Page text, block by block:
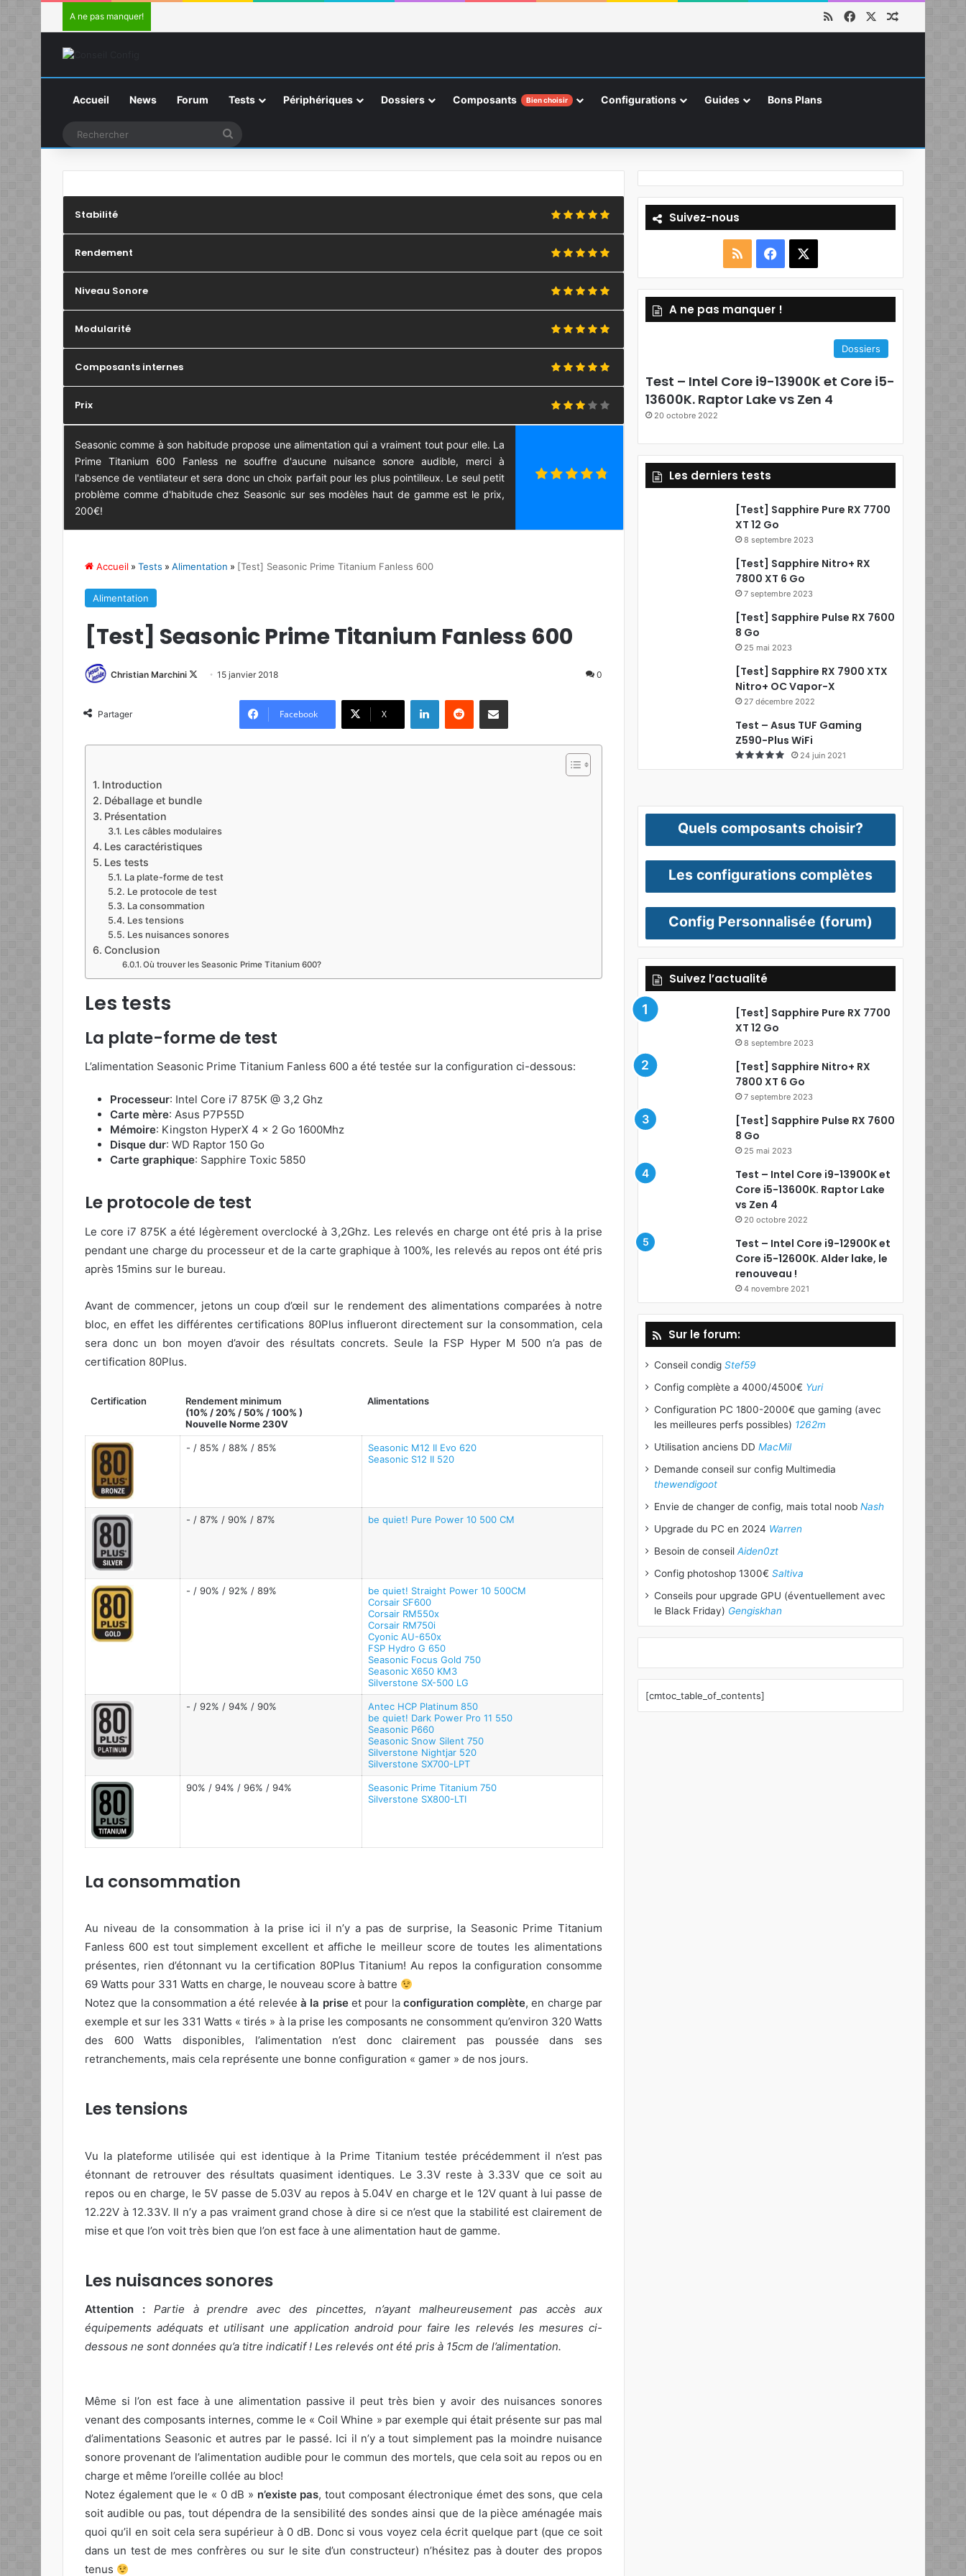
A ne pas manquer! RSS Facebook
Accueil News Forum Tests Périphériques Dossiers Composants Bien choisir Configurations Guides Bons Plans
Stabilité
Rendement
Niveau Sonore
Modularité
Composants internes
Prix
Seasonic comme à son habitude propose une alimentation qui a vraiment tout pour elle. La
Prime Titanium 600 Fanless ne souffre d'aucune nuisance sonore audible, merci à
l'absence de ventilateur et sera donc un choix parfait pour les plus pointilleux. Le seul petit
problème comme d'habitude chez Seasonic sur ses modèles haut de gamme est le prix,
200€!
Accueil » Tests » Alimentation » [Test] Seasonic Prime Titanium Fanless 600
Alimentation
[Test] Seasonic Prime Titanium Fanless 600
Christian Marchini
o
15 janvier 2018 0
Partager Facebook X
Linkedin Reddit Pargater via Email
Introduction
Déballage et bundle
Présentation
Les câbles modulaires
Les caractéristiques
Les tests
La plate-forme de test
Le protocole de test
La consommation
Les tensions
Les nuisances sonores
Conclusion
Où trouver les Seasonic Prime Titanium 600?
Les tests
La plate-forme de test
L’alimentation Seasonic Prime Titanium Fanless 600 a été testée sur la configuration ci-dessous:
Processeur: Intel Core i7 875K @ 3,2 Ghz
Carte mère: Asus P7P55D
Mémoire: Kingston HyperX 4 x 2 Go 1600Mhz
Disque dur: WD Raptor 150 Go
Carte graphique: Sapphire Toxic 5850
Le protocole de test
Le core i7 875K a été légèrement overclocké à 3,2Ghz. Les relevés en charge ont été pris à la prise
pendant une charge du processeur et de la carte graphique à 100%, les relevés au repos ont été pris
après 15mins sur le bureau.
Avant de commencer, jetons un coup d’œil sur le rendement des alimentations comparées à notre
bloc, en effet les différentes certifications 80Plus influeront directement sur la consommation, cela
sera donc un bon moyen d’avoir des résultats concrets. Seule la FSP Hyper M 500 n’a pas de
certification 80Plus.
Certification
Rendement minimum
(10% / 20% / 50% / 100% )
Nouvelle Norme 230V
Alimentations
- / 85% / 88% / 85%
Seasonic M12 II Evo 620
Seasonic S12 II 520
- / 87% / 90% / 87% be quiet! Pure Power 10 500 CM
- / 90% / 92% / 89%
be quiet! Straight Power 10 500CM
Corsair SF600
Corsair RM550x
Corsair RM750i
Cyonic AU-650x
FSP Hydro G 650
Seasonic Focus Gold 750
Seasonic X650 KM3
Silverstone SX-500 LG
- / 92% / 94% / 90%
Antec HCP Platinum 850
be quiet! Dark Power Pro 11 550
Seasonic P660
Seasonic Snow Silent 750
Silverstone Nightjar 520
Silverstone SX700-LPT
90% / 94% / 96% / 94%
Seasonic Prime Titanium 750
Silverstone SX800-LTI
La consommation
Au niveau de la consommation à la prise ici il n’y a pas de surprise, la Seasonic Prime Titanium
Fanless 600 est tout simplement excellent et affiche le meilleur score de toutes les alimentations
présentes, rien d’étonnant vu la certification 80Plus Titanium! Au repos la configuration consomme
69 Watts pour 331 Watts en charge, le nouveau score à battre
Notez que la consommation a été relevéeà la priseet pour la configuration complète, en charge par
exemple et sur les 331 Watts « tirés » à la prise les composants ne consomment qu’environ 320 Watts
des 600 Watts disponibles, l’alimentation n’est donc clairement pas poussée dans ses
retranchements, mais cela représente une bonne configuration « gamer » de nos jours.
Les tensions
Vu la plateforme utilisée qui est identique à la Prime Titanium testée précédemment il n’est pas
étonnant de retrouver des résultats quasiment identiques. Le 3.3V reste à 3.33V que ce soit au
repos ou en charge, le 5V passe de 5.03V au repos à 5.04V en charge et le 12V quant à lui passe de
12.22V à 12.33V. Il n’y a pas vraiment grand chose à dire si ce n’est que la stabilité est clairement de
mise et que l’on voit très bien que l’on est face à une alimentation haut de gamme.
Les nuisances sonores
Attention :Partie à prendre avec des pincettes, n’ayant malheureusement pas accès aux
équipements adéquats et utilisant une application android pour faire les relevés les mesures ci-
dessous ne sont données qu’a titre indicatif ! Les relevés ont été pris à 15cm de l’alimentation.
Même si l’on est face à une alimentation passive il peut très bien y avoir des nuisances sonores
venant des composants internes, comme le « Coil Whine » par exemple qui était présente sur pas mal
d’alimentations Seasonic et autres par le passé. Ici il n’y a tout simplement pas la moindre nuisance
sonore provenant de l’alimentation audible pour le commun des mortels, que cela soit au repos ou en
charge et même l’oreille collée au bloc!
Notez également que le « 0 dB » n’existe pas, tout composant électronique émet des sons, que cela
soit audible ou pas, tout dépendra de la sensibilité des sondes ainsi que de la pièce aménagée mais
quoi qu’il en soit cela sera supérieur à 0 dB. Donc si vous voyez cela écrit quelque part (que ce soit
dans un test de mes confrères ou sur le site d’un constructeur) n’hésitez pas à douter des propos
tenus
Suivez-nous
S
S
a
c
o
k
A ne pas manquer !
Dossiers
Test – Intel Core i9-13900K et Core i5-
13600K. Raptor Lake vs Zen 4
20 octobre 2022
Les derniers tests
[Test] Sapphire Pure RX 7700
XT 12 Go
8 septembre 2023
[Test] Sapphire Nitro+ RX
7800 XT 6 Go
7 septembre 2023
[Test] Sapphire Pulse RX 7600
8 Go
25 mai 2023
[Test] Sapphire RX 7900 XTX
Nitro+ OC Vapor-X
27 décembre 2022
Test – Asus TUF Gaming
Z590-Plus WiFi
24 juin 2021
Quels composants choisir?
Les configurations complètes
Config Personnalisée (forum)
Suivez l’actualité
[Test] Sapphire Pure RX 7700
XT 12 Go
8 septembre 2023
[Test] Sapphire Nitro+ RX
7800 XT 6 Go
7 septembre 2023
[Test] Sapphire Pulse RX 7600
8 Go
25 mai 2023
Test – Intel Core i9-13900K et
Core i5-13600K. Raptor Lake
vs Zen 4
20 octobre 2022
Test – Intel Core i9-12900K et
Core i5-12600K. Alder lake, le
renouveau !
4 novembre 2021
Sur le forum:
Conseil condig Stef59
Config complète a 4000/4500€ Yuri
Configuration PC 1800-2000€ que gaming (avec
les meilleures perfs possibles) 1262m
Utilisation anciens DD MacMil
Demande conseil sur config Multimedia
thewendigoot
Envie de changer de config, mais total noob Nash
Upgrade du PC en 2024 Warren
Besoin de conseil Aiden0zt
Config photoshop 1300€ Saltiva
Conseils pour upgrade GPU (éventuellement avec
le Black Friday) Gengiskhan
[cmtoc_table_of_contents]